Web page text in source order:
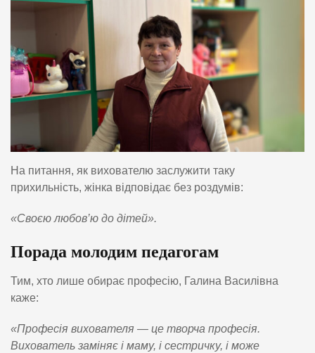
На питання, як вихователю заслужити таку
прихильність, жінка відповідає без роздумів:
«Своєю любов’ю до дітей».
Порада молодим педагогам
Тим, хто лише обирає професію, Галина Василівна
каже:
«Професія вихователя — це творча професія.
Вихователь заміняє і маму, і сестричку, і може